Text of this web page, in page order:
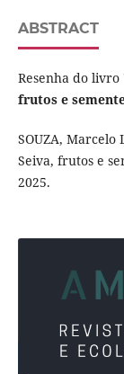
ABSTRACT
Resenha do livro
frutos e
SOUZA, Marcelo
Seiva, frutos e
2025.